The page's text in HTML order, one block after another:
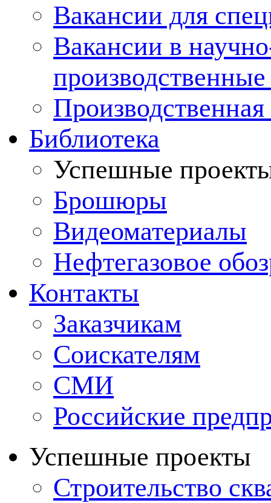
Вакансии для
Вакансии в
Производственная
Библиотека
Успешные
Брошюры
Видеоматериалы
Нефтегазовое
Контакты
Заказчикам
Соискателям
СМИ
Российские
Успешные проекты
Строительство